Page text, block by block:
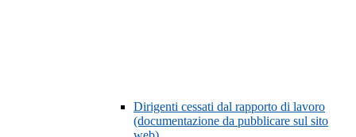
Dirigenti cessati dal rapporto di lavoro
(documentazione da pubblicare sul sito